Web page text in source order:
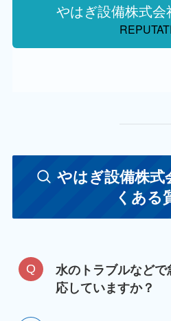
やはぎ設備株式会
やはぎ設備株式
くある
水のトラブルなど
応していますか？